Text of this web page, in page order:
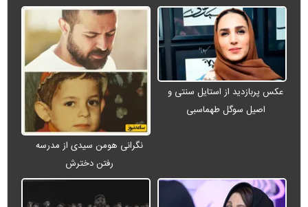
عکس پربازدید از استایل سنتی و
اصیل سوگل طهماسبی
نگرانی هومن سیدی از مدرسه
رفتن دخترش